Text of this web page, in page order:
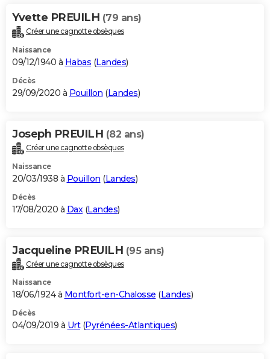
Yvette PREUILH (79 ans)
Créer une cagnotte obsèques
Naissance
09/12/1940 à Habas (Landes)
Décès
29/09/2020 à Pouillon (Landes)
Joseph PREUILH (82 ans)
Créer une cagnotte obsèques
Naissance
20/03/1938 à Pouillon (Landes)
Décès
17/08/2020 à Dax (Landes)
Jacqueline PREUILH (95 ans)
Créer une cagnotte obsèques
Naissance
18/06/1924 à Montfort-en-Chalosse (Landes)
Décès
04/09/2019 à Urt(Pyrénées-Atlantiques)